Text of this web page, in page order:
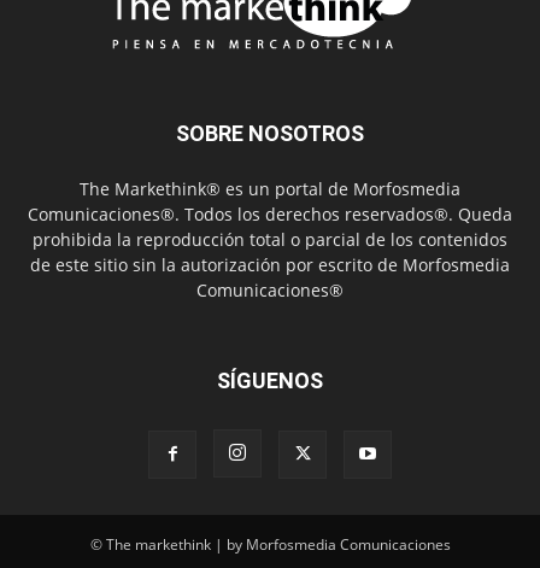
SOBRE NOSOTROS
The Markethink® es un portal de Morfosmedia
Comunicaciones®. Todos los derechos reservados®. Queda
prohibida la reproducción total o parcial de los contenidos
de este sitio sin la autorización por escrito de Morfosmedia
Comunicaciones®
SÍGUENOS
© The markethink | by Morfosmedia Comunicaciones